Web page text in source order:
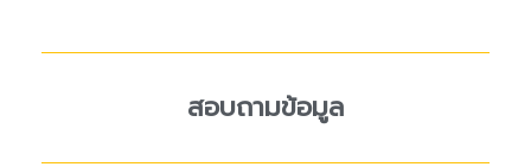
สอบถามข้อมูล